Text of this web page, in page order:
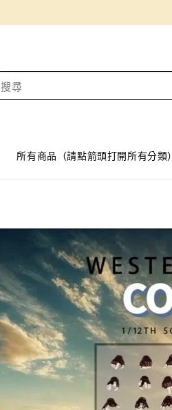
搜尋
所有商品（請點箭頭打開所有分類）